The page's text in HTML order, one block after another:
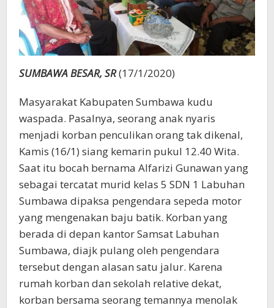
SUMBAWA BESAR, SR(17/1/2020)
Masyarakat Kabupaten Sumbawa kudu
waspada. Pasalnya, seorang anak nyaris
menjadi korban penculikan orang tak dikenal,
Kamis (16/1) siang kemarin pukul 12.40 Wita.
Saat itu bocah bernama Alfarizi Gunawan yang
sebagai tercatat murid kelas 5 SDN 1 Labuhan
Sumbawa dipaksa pengendara sepeda motor
yang mengenakan baju batik. Korban yang
berada di depan kantor Samsat Labuhan
Sumbawa, diajk pulang oleh pengendara
tersebut dengan alasan satu jalur. Karena
rumah korban dan sekolah relative dekat,
korban bersama seorang temannya menolak